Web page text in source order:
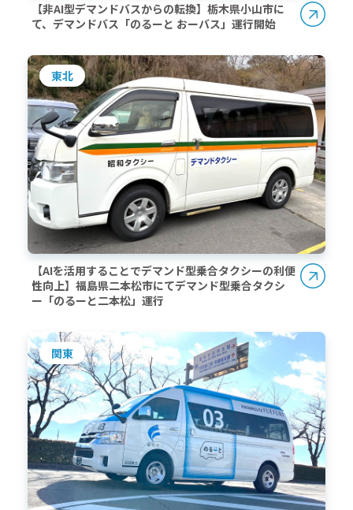
【非AI型デマンドバスからの転換】栃木県小山市に
て、デマンドバス「のるーと おーバス」運行開始
東北
【AIを活用することでデマンド型乗合タクシーの利便
性向上】福島県二本松市にてデマンド型乗合タクシ
ー「のるーと二本松」運行
関東